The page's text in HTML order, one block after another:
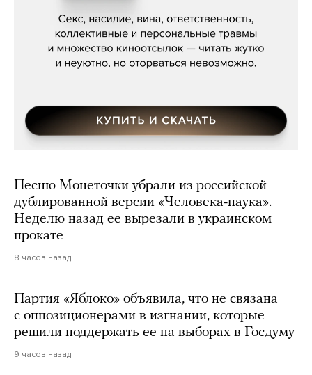
Песню Монеточки убрали из российской
дублированной версии «Человека-паука».
Неделю назад ее вырезали в украинском
прокате
8 часов назад
Партия «Яблоко» объявила, что не связана
с оппозиционерами в изгнании, которые
решили поддержать ее на выборах в Госдуму
9 часов назад